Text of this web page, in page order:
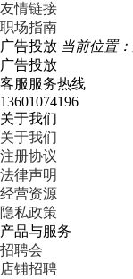
友情链接
职场指南
广告投放 当前位置：
广告投放
客服服务热线
13601074196
关于我们
关于我们
注册协议
法律声明
经营资源
隐私政策
产品与服务
招聘会
店铺招聘